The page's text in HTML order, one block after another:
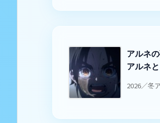
アルネ
アルネ
2026／冬